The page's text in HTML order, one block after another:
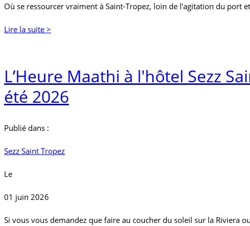
Où se ressourcer vraiment à Saint-Tropez, loin de l'agitation du port
Lire la suite >
L’Heure Maathi à l'hôtel Sezz
été 2026
Publié dans :
Sezz Saint Tropez
Le
01 juin 2026
Si vous vous demandez que faire au coucher du soleil sur la Riviera